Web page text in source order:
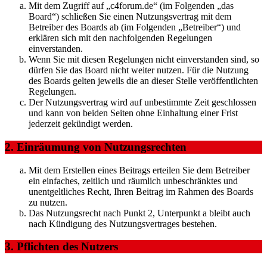
Mit dem Zugriff auf „c4forum.de“ (im Folgenden „das
Board“) schließen Sie einen Nutzungsvertrag mit dem
Betreiber des Boards ab (im Folgenden „Betreiber“) und
erklären sich mit den nachfolgenden Regelungen
einverstanden.
Wenn Sie mit diesen Regelungen nicht einverstanden sind, so
dürfen Sie das Board nicht weiter nutzen. Für die Nutzung
des Boards gelten jeweils die an dieser Stelle veröffentlichten
Regelungen.
Der Nutzungsvertrag wird auf unbestimmte Zeit geschlossen
und kann von beiden Seiten ohne Einhaltung einer Frist
jederzeit gekündigt werden.
2. Einräumung von Nutzungsrechten
Mit dem Erstellen eines Beitrags erteilen Sie dem Betreiber
ein einfaches, zeitlich und räumlich unbeschränktes und
unentgeltliches Recht, Ihren Beitrag im Rahmen des Boards
zu nutzen.
Das Nutzungsrecht nach Punkt 2, Unterpunkt a bleibt auch
nach Kündigung des Nutzungsvertrages bestehen.
3. Pflichten des Nutzers